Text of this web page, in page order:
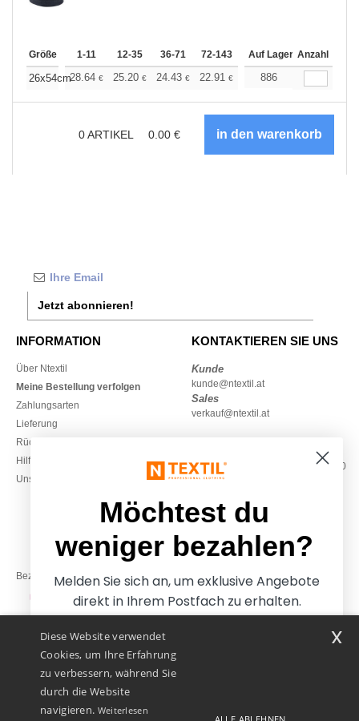
Größe 1-11 12-35 36-71 72-143 144-287 288 +
Auf Lager Anzahl
26x54cm28.64 € 25.20 € 24.43 € 22.91 € 21.77€
886
0ARTIKEL 0.00 €
Jetzt abonnieren!
INFORMATION
Über Ntextil
Meine Bestellung verfolgen
Zahlungsarten
Lieferung
Rückerstattungen / Rückgaben
Hilfe & FAQs
Unsere Engagements
KONTAKTIEREN SIE UNS
Kunde
kunde@ntextil.at
Sales
verkauf@ntextil.at
Montag – Donnerstag: 10:00–13:00
& 14:00–17:30
Freitag: 10:00–14:00
Bezahlung mit
Unsere Paketzusteller
Diese Website verwendet
Cookies, um Ihre Erfahrung
zu verbessern, während Sie
durch die Website
navigieren. Weiterlesen
x
Möchtest du
weniger bezahlen?
Melden Sie sich an, um exklusive Angebote
direkt in Ihrem Postfach zu erhalten.